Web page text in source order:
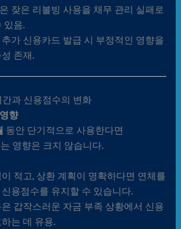
잦은 리볼빙 사용을 채무 관리 실패로
있음.
가 신용카드 발급 시 부정적인 영향을
존재.
과 신용점수의 변화
향
동안 단기적으로 사용한다면
영향은 크지 않습니다.
적고, 상환 계획이 명확하다면 연체를
용점수를 유지할 수 있습니다.
갑작스러운 자금 부족 상황에서 신용
는 데 유용.